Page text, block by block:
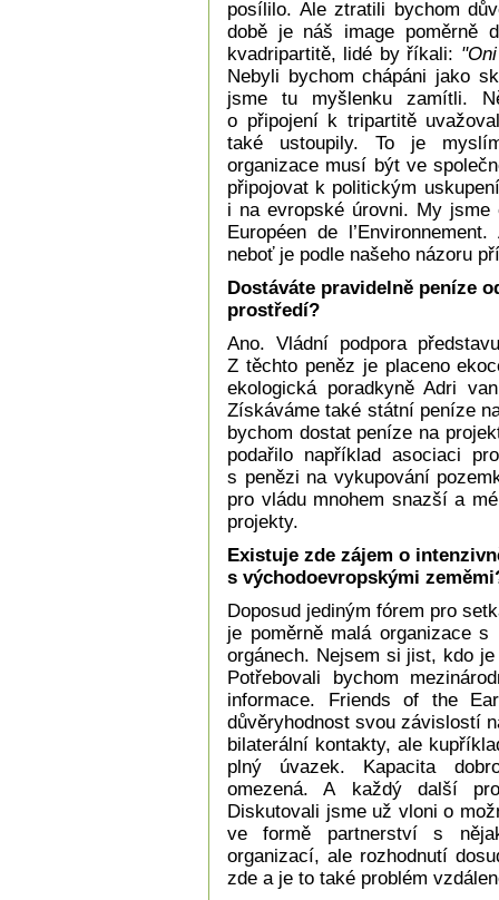
posílilo. Ale ztratili bychom
době je náš image poměrně
kvadripartitě, lidé by říkali:
Nebyli bychom chápáni jako
jsme tu myšlenku zamítli.
o připojení k tripartitě
také ustoupily. To je
organizace musí být ve
připojovat k politickým
i na evropské úrovni. My
Européen de
neboť je podle našeho názoru
Dostáváte pravidelně peníze
prostředí?
Ano. Vládní podpora
Z těchto peněz je placeno
ekologická poradkyně Adri
Získáváme také státní peníze
bychom dostat peníze na
podařilo například asociaci
s penězi na vykupování
pro vládu mnohem snazší a
projekty.
Existuje zde zájem o
s východoevropskými
Doposud jediným fórem pro
je poměrně malá organizace
orgánech. Nejsem si jist, kdo
Potřebovali bychom
informace. Friends of the
důvěryhodnost svou závislostí
bilaterální kontakty, ale
plný úvazek. Kapacita
omezená. A každý další
Diskutovali jsme už vloni o
ve formě partnerství s
organizací, ale rozhodnutí
zde a je to také problém